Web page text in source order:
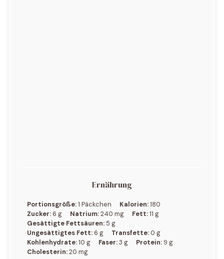
Ernährung
Portionsgröße:1 Päckchen Kalorien:180
Zucker: 6 g Natrium:240 mg Fett:11 g
Gesättigte Fettsäuren:5 g
Ungesättigtes Fett: 6 g Transfette:0 g
Kohlenhydrate:10 g Faser:3 g Protein: 9 g
Cholesterin:20 mg